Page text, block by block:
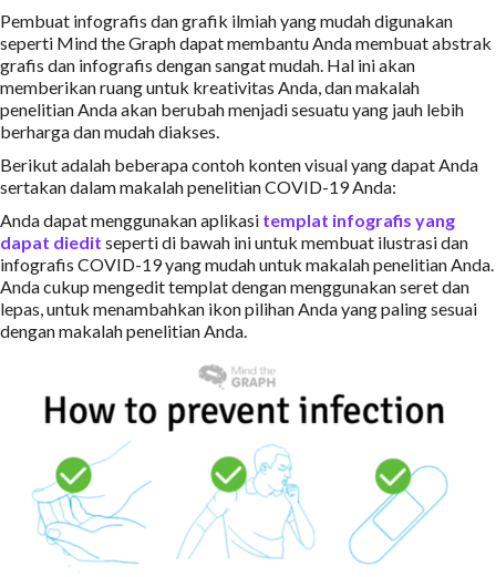
Pembuat infografis dan grafik ilmiah yang mudah digunakan
seperti Mind the Graph dapat membantu Anda membuat abstrak
grafis dan infografis dengan sangat mudah. Hal ini akan
memberikan ruang untuk kreativitas Anda, dan makalah
penelitian Anda akan berubah menjadi sesuatu yang jauh lebih
berharga dan mudah diakses.
Berikut adalah beberapa contoh konten visual yang dapat Anda
sertakan dalam makalah penelitian COVID-19 Anda:
Anda dapat menggunakan aplikasi templat infografis yang
dapat diedit seperti di bawah ini untuk membuat ilustrasi dan
infografis COVID-19 yang mudah untuk makalah penelitian Anda.
Anda cukup mengedit templat dengan menggunakan seret dan
lepas, untuk menambahkan ikon pilihan Anda yang paling sesuai
dengan makalah penelitian Anda.